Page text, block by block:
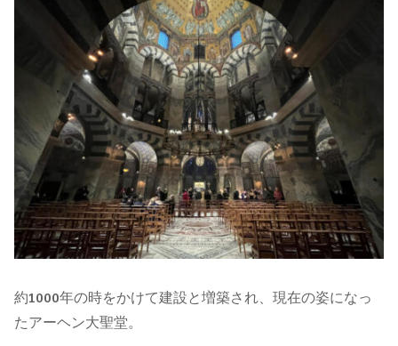
約1000年の時をかけて建設と増築され、現在の姿になっ
たアーヘン大聖堂。